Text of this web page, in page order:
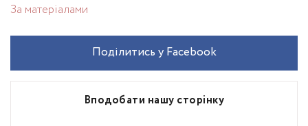
За матеріалами
Вподобати нашу сторінку
Поділитись у Facebook